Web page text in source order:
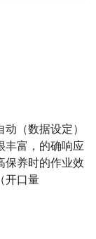
（数据设定）
丰富，的确响应
保养时的作业效
开口量